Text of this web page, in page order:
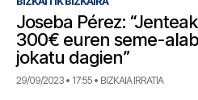
Joseba Pérez:
300€ euren seme-
jokatu dagien”
29/09/2023 • 17:55 • BIZKAIA IRRATIA